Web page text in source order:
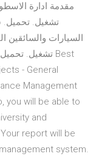
- General
Management
you will be able to
and
report will be
system.